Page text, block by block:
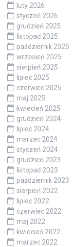
luty 2026
styczeń 2026
grudzień 2025
listopad 2025
październik 2025
wrzesień 2025
sierpień 2025
lipiec 2025
czerwiec 2025
maj 2025
kwiecień 2025
grudzień 2024
lipiec 2024
marzec 2024
styczeń 2024
grudzień 2023
listopad 2023
październik 2023
sierpień 2022
lipiec 2022
czerwiec 2022
maj 2022
kwiecień 2022
marzec 2022